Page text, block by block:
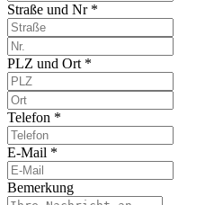
Straße und Nr *
PLZ und Ort *
Telefon *
E-Mail *
Bemerkung